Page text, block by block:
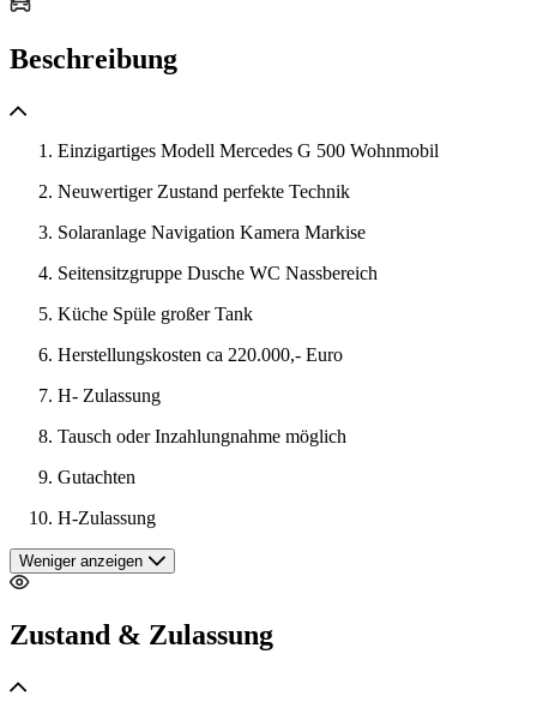
Beschreibung
Einzigartiges Modell Mercedes G 500 Wohnmobil
Neuwertiger Zustand perfekte Technik
Solaranlage Navigation Kamera Markise
Seitensitzgruppe Dusche WC Nassbereich
Küche Spüle großer Tank
Herstellungskosten ca 220.000,- Euro
H- Zulassung
Tausch oder Inzahlungnahme möglich
Gutachten
H-Zulassung
Weniger anzeigen
Zustand & Zulassung